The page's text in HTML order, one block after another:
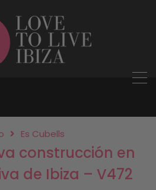
Es Cubells
construcción en
de Ibiza – V472